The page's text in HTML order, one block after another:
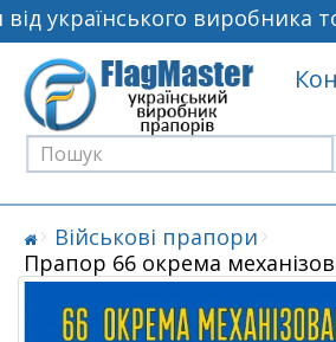
українського виробника
Військові прапори
Прапор 66 окрема